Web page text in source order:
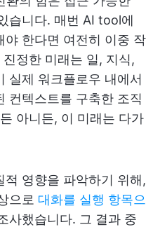
습니다. 매번 AI tool에
야 한다면 여전히 이중 작
정한 미래는 일, 지식,
실제 워크플로우 내에서
컨텍스트를 구축한 조직
아니든, 이 미래는 다가
영향을 파악하기 위해,
으로 대화를 실행 항목으
사했습니다. 그 결과 중